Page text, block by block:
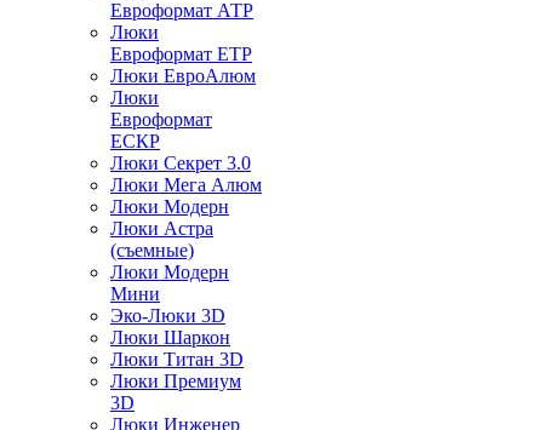
Евроформат АТР
Люки
Евроформат ЕТР
Люки ЕвроАлюм
Люки
Евроформат
ЕСКР
Люки Секрет 3.0
Люки Мега Алюм
Люки Модерн
Люки Астра
(съемные)
Люки Модерн
Мини
Эко-Люки 3D
Люки Шаркон
Люки Титан 3D
Люки Премиум
3D
Люки Инженер